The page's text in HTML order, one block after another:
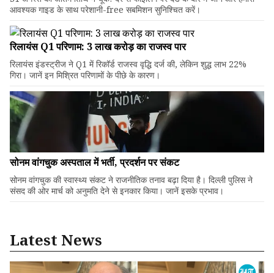
आवश्यक गाइड के साथ परेशानी-free सबमिशन सुनिश्चित करें।
रिलायंस Q1 परिणाम: ₹3 लाख करोड़ का राजस्व पार
रिलायंस इंडस्ट्रीज ने Q1 में रिकॉर्ड राजस्व वृद्धि दर्ज की, लेकिन शुद्ध लाभ 22%
गिरा। जानें इन मिश्रित परिणामों के पीछे के कारण।
सोनम वांगचुक अस्पताल में भर्ती, प्रदर्शन पर संकट
सोनम वांगचुक की स्वास्थ्य संकट ने राजनीतिक तनाव बढ़ा दिया है। दिल्ली पुलिस ने
संसद की ओर मार्च को अनुमति देने से इनकार किया। जानें इसके प्रभाव।
Latest News